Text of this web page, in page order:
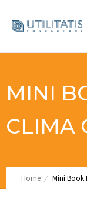
MINI
CLIMA
Home Mini Book